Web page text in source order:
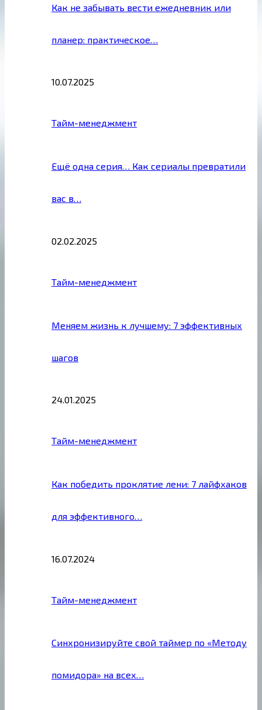
Как не забывать вести ежедневник или
планер: практическое…
10.07.2025
Тайм-менеджмент
Ещё одна серия… Как сериалы превратили
вас в…
02.02.2025
Тайм-менеджмент
Меняем жизнь к лучшему: 7 эффективных
шагов
24.01.2025
Тайм-менеджмент
Как победить проклятие лени: 7 лайфхаков
для эффективного…
16.07.2024
Тайм-менеджмент
Синхронизируйте свой таймер по «Методу
помидора» на всех…